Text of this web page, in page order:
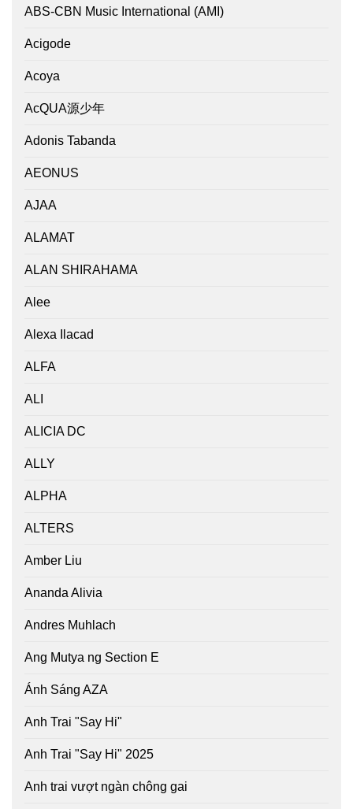
ABS-CBN Music International (AMI)
Acigode
Acoya
AcQUA源少年
Adonis Tabanda
AEONUS
AJAA
ALAMAT
ALAN SHIRAHAMA
Alee
Alexa Ilacad
ALFA
ALI
ALICIA DC
ALLY
ALPHA
ALTERS
Amber Liu
Ananda Alivia
Andres Muhlach
Ang Mutya ng Section E
Ánh Sáng AZA
Anh Trai "Say Hi"
Anh Trai "Say Hi" 2025
Anh trai vượt ngàn chông gai